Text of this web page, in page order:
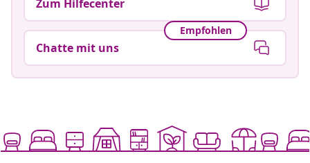
Zum Hilfecenter
Empfohlen
Chatte mit uns